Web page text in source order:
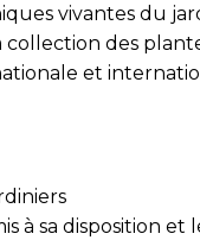
vivantes du
des
et
à sa disposition